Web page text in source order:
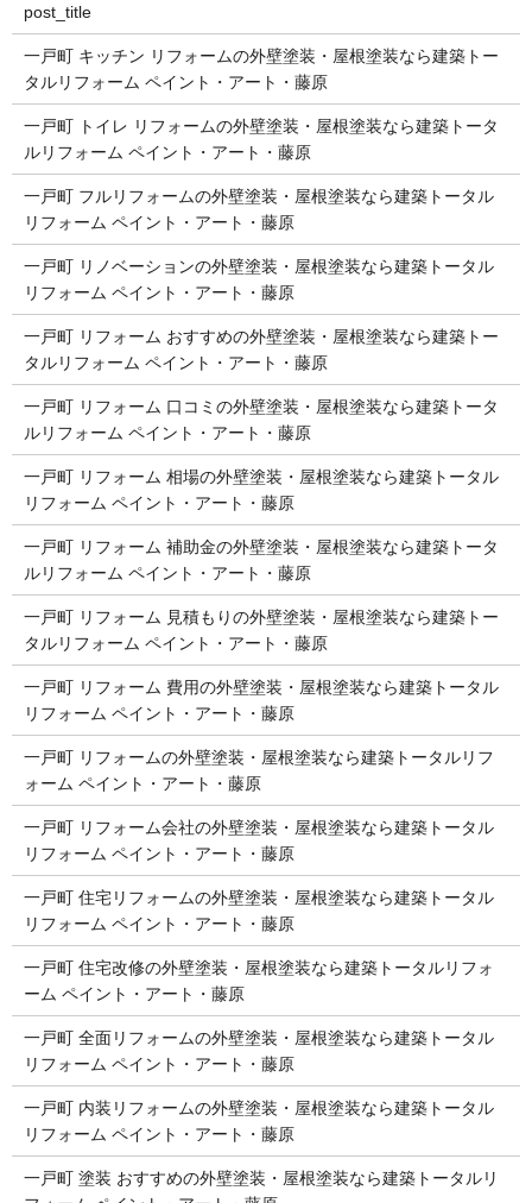
post_title
一戸町 キッチン リフォームの外壁塗装・屋根塗装なら建築トー
タルリフォーム ペイント・アート・藤原
一戸町 トイレ リフォームの外壁塗装・屋根塗装なら建築トータ
ルリフォーム ペイント・アート・藤原
一戸町 フルリフォームの外壁塗装・屋根塗装なら建築トータル
リフォーム ペイント・アート・藤原
一戸町 リノベーションの外壁塗装・屋根塗装なら建築トータル
リフォーム ペイント・アート・藤原
一戸町 リフォーム おすすめの外壁塗装・屋根塗装なら建築トー
タルリフォーム ペイント・アート・藤原
一戸町 リフォーム 口コミの外壁塗装・屋根塗装なら建築トータ
ルリフォーム ペイント・アート・藤原
一戸町 リフォーム 相場の外壁塗装・屋根塗装なら建築トータル
リフォーム ペイント・アート・藤原
一戸町 リフォーム 補助金の外壁塗装・屋根塗装なら建築トータ
ルリフォーム ペイント・アート・藤原
一戸町 リフォーム 見積もりの外壁塗装・屋根塗装なら建築トー
タルリフォーム ペイント・アート・藤原
一戸町 リフォーム 費用の外壁塗装・屋根塗装なら建築トータル
リフォーム ペイント・アート・藤原
一戸町 リフォームの外壁塗装・屋根塗装なら建築トータルリフ
ォーム ペイント・アート・藤原
一戸町 リフォーム会社の外壁塗装・屋根塗装なら建築トータル
リフォーム ペイント・アート・藤原
一戸町 住宅リフォームの外壁塗装・屋根塗装なら建築トータル
リフォーム ペイント・アート・藤原
一戸町 住宅改修の外壁塗装・屋根塗装なら建築トータルリフォ
ーム ペイント・アート・藤原
一戸町 全面リフォームの外壁塗装・屋根塗装なら建築トータル
リフォーム ペイント・アート・藤原
一戸町 内装リフォームの外壁塗装・屋根塗装なら建築トータル
リフォーム ペイント・アート・藤原
一戸町 塗装 おすすめの外壁塗装・屋根塗装なら建築トータルリ